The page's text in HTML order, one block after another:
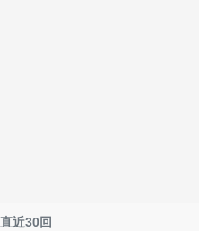
直近30回